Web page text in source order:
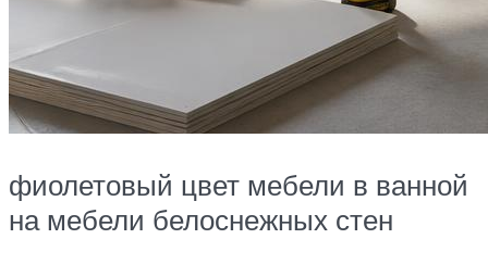
фиолетовый цвет мебели в ванной
на мебели белоснежных стен